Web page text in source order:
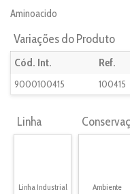
Aminoacido
Variações do Produto
Cód. Int. Ref.
9000100415 100415
Linha
Linha Industrial Ambiente